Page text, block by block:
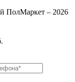
ПолМаркет – 2026